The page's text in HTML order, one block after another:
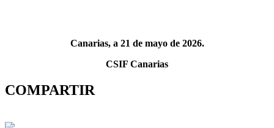
Canarias, a 21 de mayo de 2026.
CSIF Canarias
COMPARTIR